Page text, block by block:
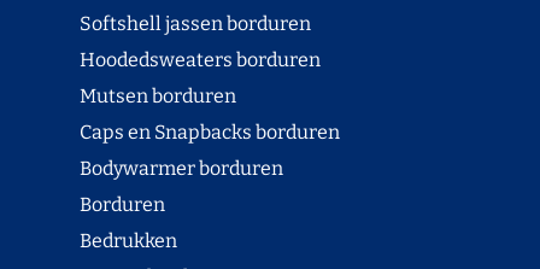
Softshell jassen borduren
Hoodedsweaters borduren
Mutsen borduren
Caps en Snapbacks borduren
Bodywarmer borduren
Borduren
Bedrukken